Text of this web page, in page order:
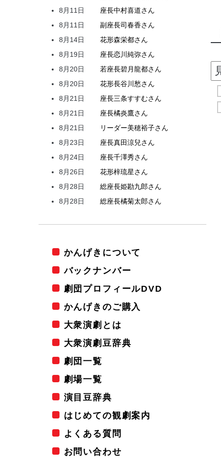
8月11日
座長中村喜道さん
8月11日
副座長司春香さん
8月14日
花形森栄都さん
8月19日
座長恋川 純弥さん
8月20日
若座長碧月龍都さん
8月20日
花形長谷川 愁さん
8月21日
座長三条すすむさん
8月21日
座長橘炎鷹さん
8月21日
リーダー美穂裕子さん
8月23日
座長真田涼兒さん
8月24日
座長千澤秀さん
8月26日
花形梓琉星さん
8月28日
総座長姫勘九郎さん
8月28日
総座長橘菊太郎さん
かんげきについて
バックナンバー
劇団プロフィールDVD
かんげきのご購入
大衆演劇とは
大衆演劇豆辞典
劇団一覧
劇場一覧
演目豆辞典
はじめての観劇案内
よくある質問
お問い合わせ